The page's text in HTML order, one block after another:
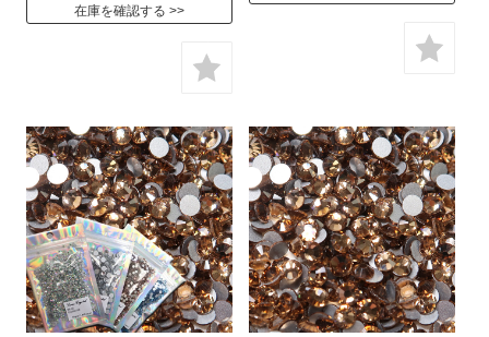
在庫を確認する